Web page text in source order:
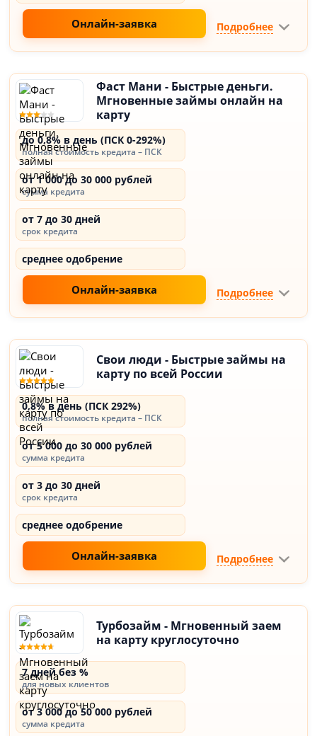
Онлайн-заявка Подробнее
Фаст Мани - Быстрые деньги.
Мгновенные займы онлайн на
карту
до 0,8% в день (ПСК 0-292%)
полная стоимость кредита – ПСК
от 1 000 до 30 000 рублей
сумма кредита
от 7 до 30 дней
срок кредита
среднее одобрение
Онлайн-заявка Подробнее
Свои люди - Быстрые займы на
карту по всей России
0,8% в день (ПСК 292%)
полная стоимость кредита – ПСК
от 5 000 до 30 000 рублей
сумма кредита
от 3 до 30 дней
срок кредита
среднее одобрение
Онлайн-заявка Подробнее
Турбозайм - Мгновенный заем
на карту круглосуточно
7 дней без %
для новых клиентов
от 3 000 до 50 000 рублей
сумма кредита